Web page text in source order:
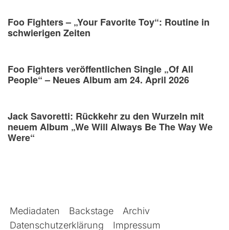
Foo Fighters – „Your Favorite Toy“: Routine in
schwierigen Zeiten
Foo Fighters veröffentlichen Single „Of All
People“ – Neues Album am 24. April 2026
Jack Savoretti: Rückkehr zu den Wurzeln mit
neuem Album „We Will Always Be The Way We
Were“
Mediadaten Backstage
Archiv
Datenschutzerklärung
Impressum